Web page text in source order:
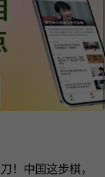
！中国这步棋，